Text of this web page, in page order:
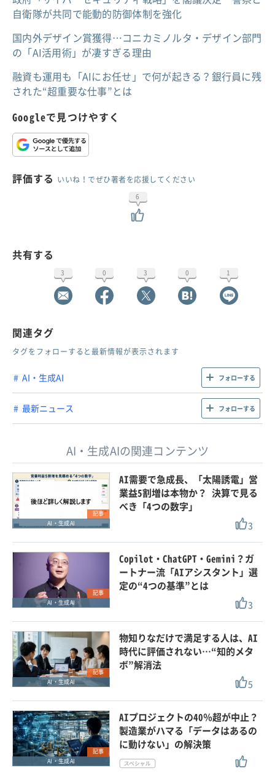
自衛隊が共同で能動的防御体制を強化
国内外デザイン賞獲得…コニカミノルタ・デザイン部門
の「AI活用術」が凄すぎる理由
融資も運用も「AIにお任せ」で何が起きる？銀行員に残
された“超重要な仕事”とは
Googleで見つけやすく
評価する いいね！でぜひ著者を応援してください
6
共有する
3 0 3 0 1
関連タグ
タグをフォローすると最新情報が表示されます
AI・生成AI フォローする
最新ニュース フォローする
AI・生成AIの関連コンテンツ
記事
AI・生成AI
AI需要で急成長、「太陽誘電」営
業益5割増は本物か？ 決算で見る
べき「4つの数字」
3
記事
AI・生成AI
Copilot・ChatGPT・Gemini？ガ
ートナー流「AIアシスタント」選
定の“4つの基準”とは
3
記事
AI・生成AI
物知りなだけで満足する人は、AI
時代に評価されない…“知的メタ
ボ”解消法
5
記事
AI・生成AI
AIプロジェクトの40％超が中止？
製造業がハマる「データはあるの
に動けない」の解決策